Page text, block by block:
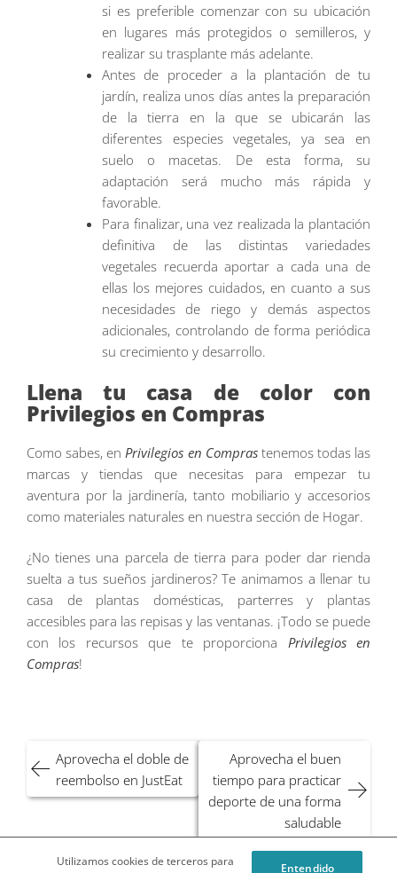
si es preferible comenzar con su ubicación
en lugares más protegidos o semilleros, y
realizar su trasplante más adelante.
Antes de proceder a la plantación de tu
jardín, realiza unos días antes la preparación
de la tierra en la que se ubicarán las
diferentes especies vegetales, ya sea en
suelo o macetas. De esta forma, su
adaptación será mucho más rápida y
favorable.
Para finalizar, una vez realizada la plantación
definitiva de las distintas variedades
vegetales recuerda aportar a cada una de
ellas los mejores cuidados, en cuanto a sus
necesidades de riego y demás aspectos
adicionales, controlando de forma periódica
su crecimiento y desarrollo.
Llena tu casa de color con
Privilegios en Compras
Como sabes, en Privilegios en Compras tenemos todas las
marcas y tiendas que necesitas para empezar tu
aventura por la jardinería, tanto mobiliario y accesorios
como materiales naturales en nuestra sección de Hogar.
¿No tienes una parcela de tierra para poder dar rienda
suelta a tus sueños jardineros? Te animamos a llenar tu
casa de plantas domésticas, parterres y plantas
accesibles para las repisas y las ventanas. ¡Todo se puede
con los recursos que te proporciona Privilegios en
Compras!
Navegación
de
entradas
Aprovecha el doble de
reembolso en JustEat
Aprovecha el buen
tiempo para practicar
deporte de una forma
saludable
Utilizamos cookies de terceros para
Entendido